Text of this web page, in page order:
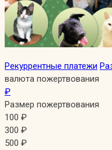
Рекуррентные платежи
валюта пожертвования
₽
Размер пожертвования
100 ₽
300 ₽
500 ₽